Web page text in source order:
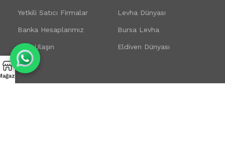
Yetkili Satıcı Firmalar
Banka Hesaplarımız
Bize Ulaşın
Levha Dünyası
Bursa Levha
Eldiven Dünyası
Bizi Takip Edin: